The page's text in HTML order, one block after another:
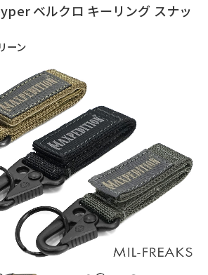
ベルクロ キーリング スナッ
ーン